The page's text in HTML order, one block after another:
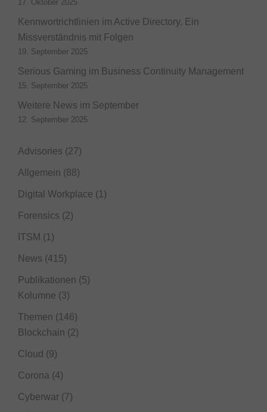
17. Oktober 2025
Kennwortrichtlinien im Active Directory. Ein
Missverständnis mit Folgen
19. September 2025
Serious Gaming im Business Continuity Management
15. September 2025
Weitere News im September
12. September 2025
Advisories (27)
Allgemein (88)
Digital Workplace (1)
Forensics (2)
ITSM (1)
News (415)
Publikationen (5)
Kolumne (3)
Themen (146)
Blockchain (2)
Cloud (9)
Corona (4)
Cyberwar (7)